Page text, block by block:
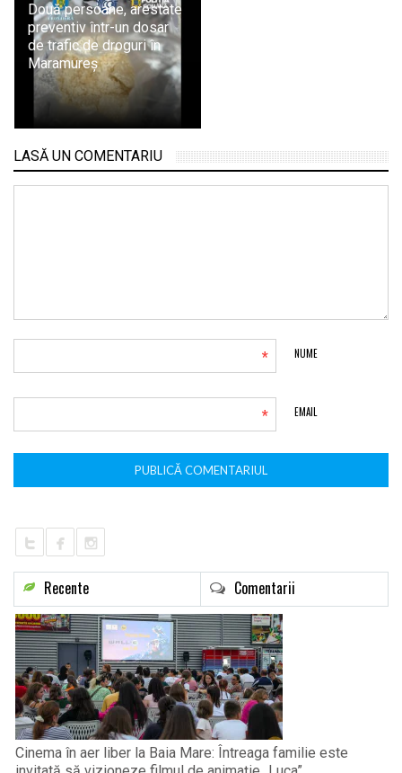
Două persoane, arestate
preventiv într-un dosar
de trafic de droguri în
Maramureș
LASĂ UN COMENTARIU
NUME
*
EMAIL
*
Recente Comentarii
Cinema în aer liber la Baia Mare: Întreaga familie este